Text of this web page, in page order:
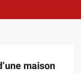
maison